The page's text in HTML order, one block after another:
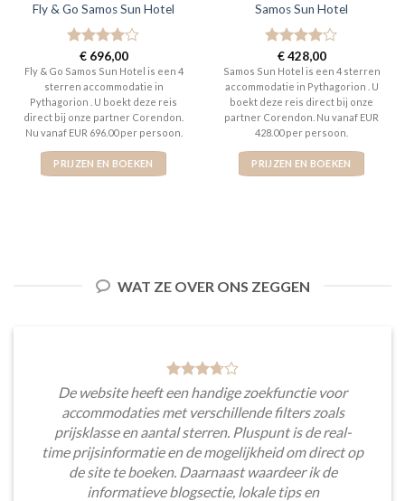
Fly & Go Samos Sun Hotel
Gewaardeerd
4uit 5
€696,00
Fly & Go Samos Sun Hotel is een 4
sterren accommodatie in
Pythagorion . U boekt deze reis
direct bij onze partner Corendon.
Nu vanaf EUR 696.00 per persoon.
PRIJZEN EN BOEKEN
Samos Sun Hotel
Gewaardeerd
4uit 5
€428,00
Samos Sun Hotel is een 4 sterren
accommodatie in Pythagorion . U
boekt deze reis direct bij onze
partner Corendon. Nu vanaf EUR
428.00 per persoon.
PRIJZEN EN BOEKEN
WAT ZE OVER ONS ZEGGEN
De website heeft een handige zoekfunctie voor
accommodaties met verschillende filters zoals
prijsklasse en aantal sterren. Pluspunt is de real-
time prijsinformatie en de mogelijkheid om direct op
de site te boeken. Daarnaast waardeer ik de
informatieve blogsectie, lokale tips en